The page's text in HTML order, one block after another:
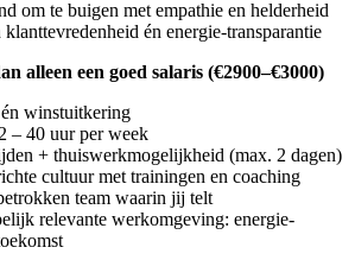
om te buigen met empathie en helderheid
klanttevredenheid én energie-transparantie
alleen een goed salaris (€2900–€3000)
winstuitkering
– 40 uur per week
+ thuiswerkmogelijkheid (max. 2 dagen)
cultuur met trainingen en coaching
team waarin jij telt
relevante werkomgeving: energie-